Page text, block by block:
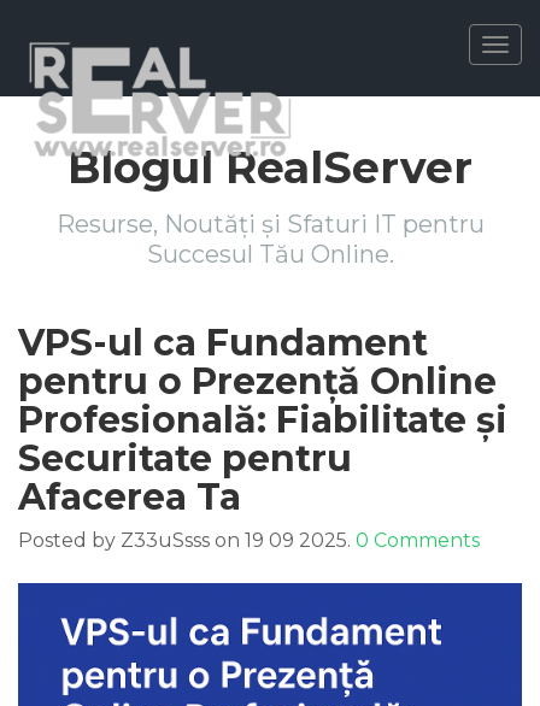
Blogul RealServer
Resurse, Noutăți și Sfaturi IT pentru
Succesul Tău Online.
VPS-ul ca Fundament
pentru o Prezență Online
Profesională: Fiabilitate și
Securitate pentru
Afacerea Ta
Posted by Z33uSsss on 19 09 2025. 0 Comments